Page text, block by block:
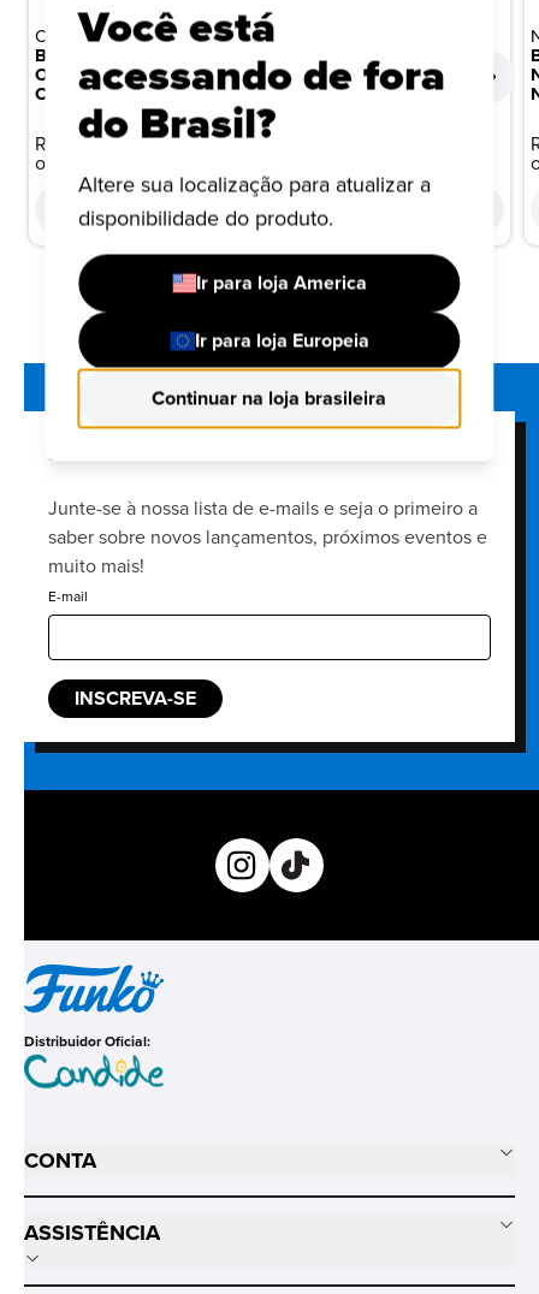
ONE PIECE
BONECO FUNKO POP!
ONE PIECE EGGHEAD -
CHOPPER
R$ 149,99
ou 10x de R$ 15,00
COMPRAR
BONECO FUNKO POP!
HARRY POTTER 6 -
HERMIONE OPPUGNO
FUNKO'S NEWSLETTER
Junte-se à nossa lista de e-mails e seja o primeiro a
saber sobre novos lançamentos, próximos eventos e
muito mais!
E-mail
INSCREVA-SE
Distribuidor Oficial:
CONTA
ASSISTÊNCIA
Você está
acessando de fora
do Brasil?
Altere sua localização para atualizar a
disponibilidade do produto.
Ir para loja America
Ir para loja Europeia
Continuar na loja brasileira